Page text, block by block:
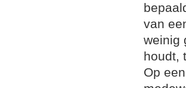
van
weinig
houdt,
Op